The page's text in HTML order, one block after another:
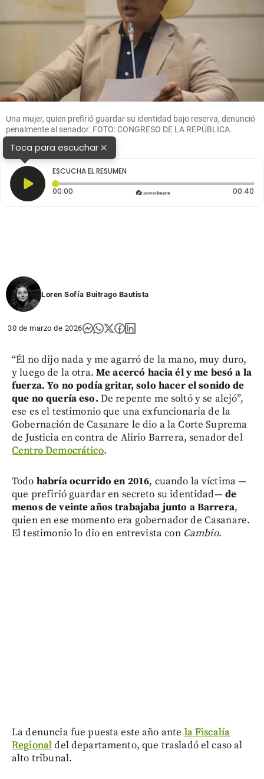
Una mujer, quien prefirió guardar su identidad bajo reserva, denunció
penalmente al senador. FOTO: CONGRESO DE LA REPÚBLICA.
Toca para escuchar×
ESCUCHA EL RESUMEN
00:00 Tiempo transcurrido: 0 segundos 00:40
Loren Sofía Buitrago Bautista
30 de marzo de 2026
“Él no dijo nada y me agarró de la mano, muy duro,
y luego de la otra. Me acercó hacia él y me besó a la
fuerza. Yo no podía gritar, solo hacer el sonido de
que no quería eso. De repente me soltó y se alejó”,
ese es el testimonio que una exfuncionaria de la
Gobernación de Casanare le dio a la Corte Suprema
de Justicia en contra de Alirio Barrera, senador del
Centro Democrático.
Todo habría ocurrido en 2016, cuando la víctima —
que prefirió guardar en secreto su identidad—de
menos de veinte añostrabajaba junto a Barrera,
quien en ese momento era gobernador de Casanare.
El testimonio lo dio en entrevista con Cambio.
La denuncia fue puesta este año ante la Fiscalía
Regionaldel departamento, que trasladó el caso al
alto tribunal.